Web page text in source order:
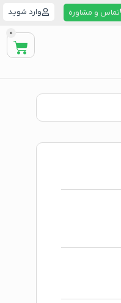
تماس و مشاوره وارد شوید
0